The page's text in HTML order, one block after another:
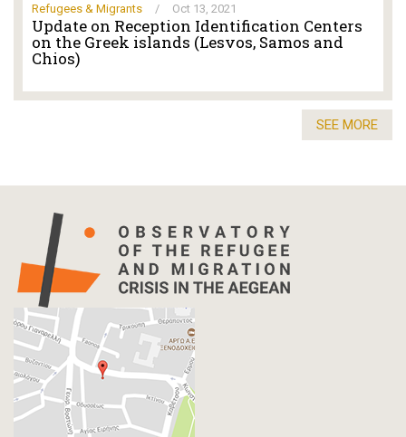
Refugees & Migrants / Oct 13, 2021
Update on Reception Identification Centers
on the Greek islands (Lesvos, Samos and
Chios)
SEE MORE